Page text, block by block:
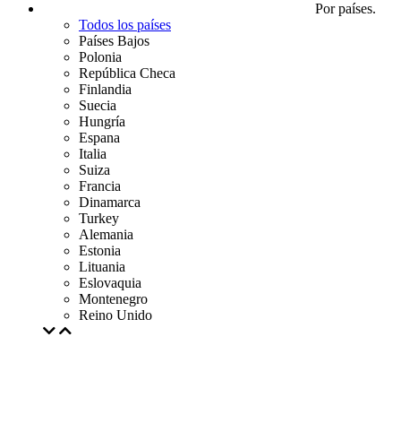
Por países.
Todos los países
Países Bajos
Polonia
República Checa
Finlandia
Suecia
Hungría
Espana
Italia
Suiza
Francia
Dinamarca
Turkey
Alemania
Estonia
Lituania
Eslovaquia
Montenegro
Reino Unido